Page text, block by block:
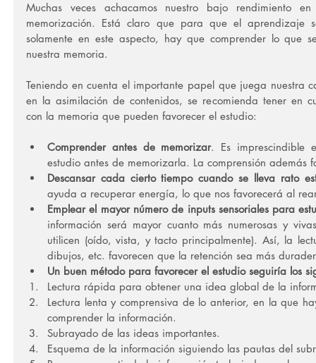
Muchas veces achacamos nuestro bajo rendimiento
memorización. Está claro que para que el aprendizaje
solamente en este aspecto, hay que comprender lo que
nuestra memoria.
Teniendo en cuenta el importante papel que juega nuestra
en la asimilación de contenidos, se recomienda tener en
con la memoria que pueden favorecer el estudio:
Comprender antes de memorizar. Es imprescindible
estudio antes de memorizarla. La comprensión
Descansar cada cierto tiempo cuando se lleva rato
ayuda a recuperar energía, lo que nos favorecerá al
Emplear el mayor número de inputs sensoriales para
información será mayor cuanto más numerosas y
utilicen (oído, vista, y tacto principalmente). Así, la
dibujos, etc. favorecen que la retención sea más
Un buen método para favorecer el estudio seguiría los
Lectura rápida para obtener una idea global de la
Lectura lenta y comprensiva de lo anterior, en la que
comprender la información.
Subrayado de las ideas importantes.
Esquema de la información siguiendo las pautas del